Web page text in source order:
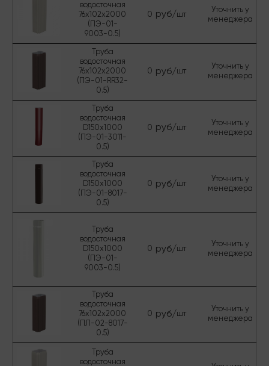
водосточная
76х102х2000
(ПЭ-01-
9003-0.5)
0 руб/шт
Уточнить у
менеджера
Труба
водосточная
76х102х2000
(ПЭ-01-RR32-
0.5)
0 руб/шт
Уточнить у
менеджера
Труба
водосточная
D150х1000
(ПЭ-01-3011-
0.5)
0 руб/шт
Уточнить у
менеджера
Труба
водосточная
D150х1000
(ПЭ-01-8017-
0.5)
0 руб/шт
Уточнить у
менеджера
Труба
водосточная
D150х1000
(ПЭ-01-
9003-0.5)
0 руб/шт
Уточнить у
менеджера
Труба
водосточная
76х102х2000
(ПЛ-02-8017-
0.5)
0 руб/шт
Уточнить у
менеджера
Труба
водосточная